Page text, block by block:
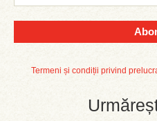
Termeni și condiții privind